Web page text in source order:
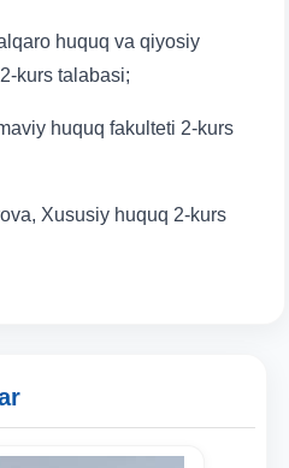
huquq va qiyosiy
kurs talabasi;
huquq fakulteti 2-kurs
Xususiy huquq 2-kurs